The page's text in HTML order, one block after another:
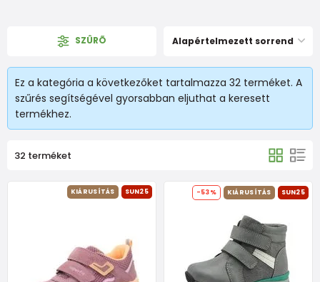
SZÛRÕ Alapértelmezett sorrend
Ez a kategória a következőket tartalmazza 32 terméket. A
szűrés segítségével gyorsabban eljuthat a keresett
termékhez.
32 terméket
KIÁRUSÍTÁS SUN25 -53% KIÁRUSÍTÁS SUN25